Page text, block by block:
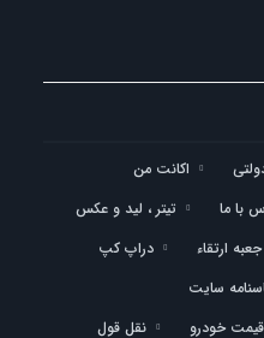
اکانت من
با ما
تیتر ، لید و عکس
جعبه ارتقاء
دراپ کپ
سایت
قیمت خودرو نقل قول